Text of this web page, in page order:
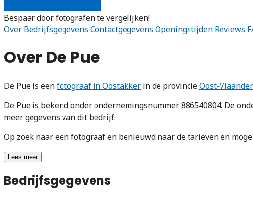
Bespaar door fotografen te vergelijken!
Over Bedrijfsgegevens Contactgegevens Openingstijden Reviews
Over De Pue
De Pue is eenfotograaf in Oostakker in de provincieOost-
De Pue is bekend onder ondernemingsnummer 886540804. De
meer gegevens van dit bedrijf.
Op zoek naar een fotograaf en benieuwd naar de tarieven en
Lees meer
Bedrijfsgegevens